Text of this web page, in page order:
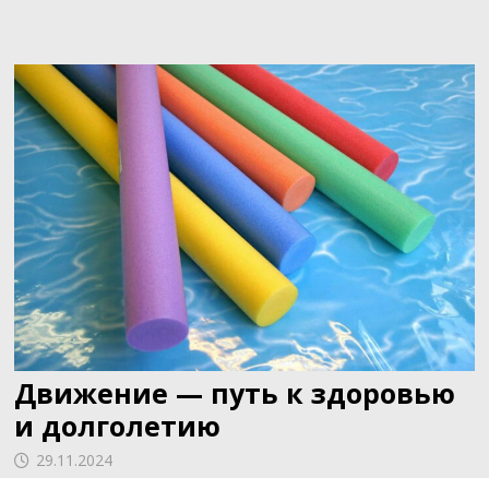
Движение — путь к здоровью
и долголетию
29.11.2024